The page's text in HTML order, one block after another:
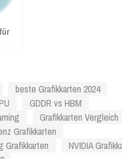
beste Grafikkarten 2024
GDDR vs HBM
Grafikkarten Vergleich
Grafikkarten
Grafikkarten
NVIDIA